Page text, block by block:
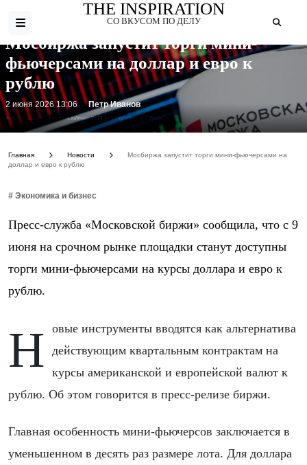
THE INSPIRATION
СО ВКУСОМ ПО ДЕЛУ
Фото: https://cdn5.vedomosti.ru/image/2024/45/1cnrgh/original-1r2b.jpg
Мосбиржа запустит торги мини-
фьючерсами на доллар и евро к
рублю
2 июня 2026 13:06 Петр Иванов
Главная Новости
Мосбиржа запустит торги мини-фьючерсами на
доллар и евро к рублю
# Экономика и бизнес
Пресс-служба «Московской биржи» сообщила, что с 9
июня на срочном рынке площадки станут доступны
торги мини-фьючерсами на курсы доллара и евро к
рублю.
Новые инструменты вводятся как альтернатива
действующим квартальным контрактам на
курсы американской и европейской валют к
рублю. Об этом говорится в пресс-релизе биржи.
Главная особенность мини-фьючерсов заключается в
уменьшенном в десять раз размере лота. Для доллара